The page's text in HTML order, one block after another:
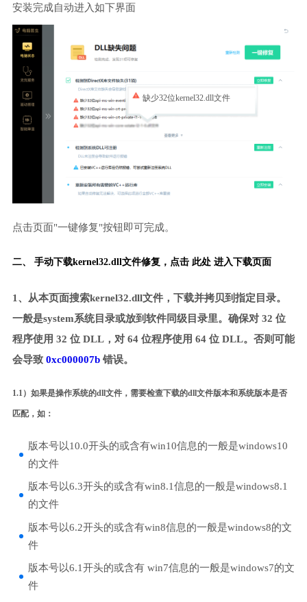
安装完成自动进入如下界面
缺少32位kernel32.dll文件
点击页面"一键修复"按钮即可完成。
二、 手动下载kernel32.dll文件修复， 点击 此处 进入下载页面
1、从本页面搜索kernel32.dll文件，下载并拷贝到指定目录。
一般是system系统目录或放到软件同级目录里。确保对 32 位
程序使用 32 位 DLL，对 64 位程序使用 64 位 DLL。否则可能
会导致 0xc000007b错误。
1.1）如果是操作系统的dll文件，需要检查下载的dll文件版本和系统版本是否
匹配，如：
版本号以10.0开头的或含有win10信息的一般是windows10
的文件
版本号以6.3开头的或含有win8.1信息的一般是windows8.1
的文件
版本号以6.2开头的或含有win8信息的一般是windows8的文
件
版本号以6.1开头的或含有 win7信息的一般是windows7的文
件